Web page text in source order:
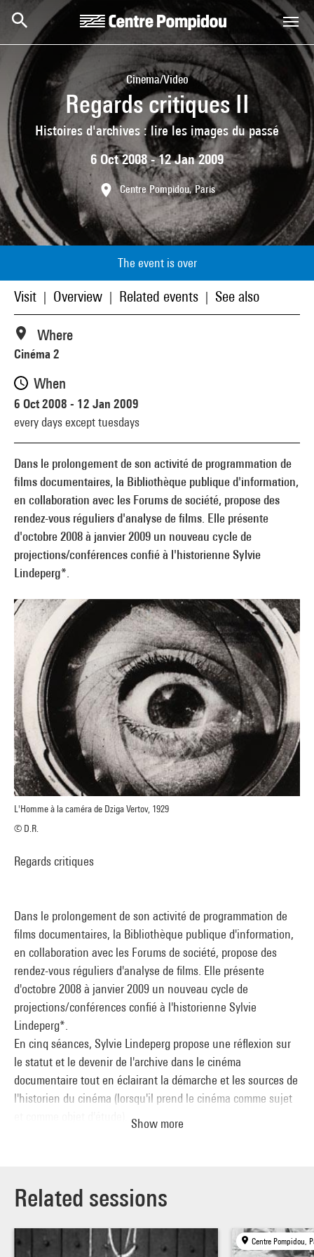
Skip to main content
Centre Pompidou
Cinema/Video
Regards critiques II
Histoires d'archives : lire les images du passé
6 Oct 2008 - 12 Jan 2009
Centre Pompidou, Paris
The event is over
Visit Overview Related events See also
Dans le prolongement de son activité de programmation de
films documentaires, la Bibliothèque publique d'information,
en collaboration avec les Forums de société, propose des
rendez-vous réguliers d'analyse de films. Elle présente
d'octobre 2008 à janvier 2009 un nouveau cycle de
projections/conférences confié à l'historienne Sylvie
Lindeperg*.
L'Homme à la caméra de Dziga Vertov, 1929
© D.R.
Regards critiques
Dans le prolongement de son activité de programmation de
films documentaires, la Bibliothèque publique d'information,
en collaboration avec les Forums de société, propose des
rendez-vous réguliers d'analyse de films. Elle présente
d'octobre 2008 à janvier 2009 un nouveau cycle de
projections/conférences confié à l'historienne Sylvie
Lindeperg*.
En cinq séances, Sylvie Lindeperg propose une réflexion sur
le statut et le devenir de l'archive dans le cinéma
documentaire tout en éclairant la démarche et les sources de
l'historien du cinéma (lorsqu'il prend le cinéma comme sujet
Paris filmées par des cinéastes professionnels et par des
amateurs, de l'analyse du montage dans
Nuit et Brouillard d'Alain Resnais à celle du filmage du procès
Eichmann, ce parcours abordera les questions de la
Show more
Where
Cinéma 2
When
6 Oct 2008 - 12 Jan 2009
every days except tuesdays
Related sessions
Centre Pompidou,